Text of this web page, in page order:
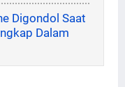
Digondol Saat
Dalam